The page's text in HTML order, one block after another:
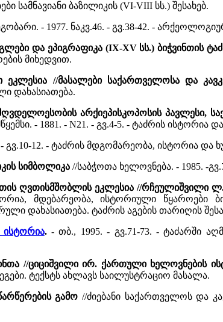
სამნავიანი ბაზილიკის (VI-VIII სს.) შესახებ.
- 1977. ნაკვ.46. - გვ.38-42. -
და ეპიგრაფიკა (IX-XV სს.) ბიჭვინთის
მიხედვით.
ეკლესია //მასალები საქართველოსა და
დახასიათება.
არქიეპისკოპოსის პავლესი,
- 1881. - N21. - გვ.4-5. - ტაძრის ისტორია
- გვ.10-12. - ტაძრის მდგომარეობა, ისტორია
სიმბოლიკა //საბჭოთა ხელოვნება. - 1985. -
ღვთისმშობლის ეკლესია //რჩეულიშვილი
მდებარეობა, ისტორიული წყაროები
დახასიათება. ტაძრის აგების თარიღის
.- თბ., 1995. - გვ.71-73. - ტაძარში
//ციციშვილი ირ. ქართული ხელოვნების
ტექსტს ახლავს საილუსტრაციო მასალა.
გამო //ძიებანი საქართველოს და